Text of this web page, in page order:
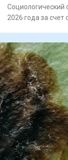
Социологический
2026 года за